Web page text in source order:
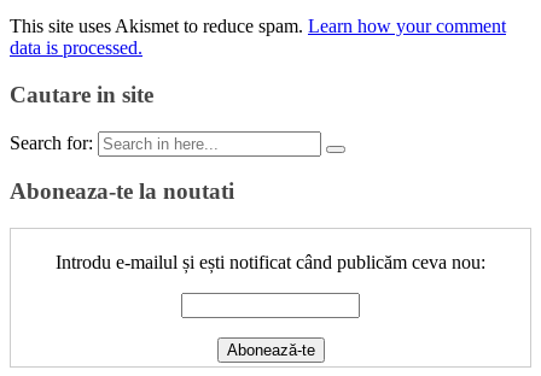
This site uses Akismet to reduce spam. Learn how your comment
data is processed.
Cautare in site
Search for:
Aboneaza-te la noutati
Introdu e-mailul și ești notificat când publicăm ceva nou: